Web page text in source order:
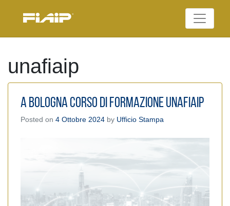
Federazione Italiana
unafiaip
A Bologna corso di formazione UnaFIAIP
Posted on 4 Ottobre 2024 by Ufficio Stampa